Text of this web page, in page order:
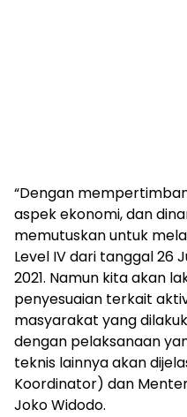
“Dengan
aspek ekonomi, dan
memutuskan untuk
Level IV dari tanggal 26
2021. Namun kita akan
penyesuaian terkait
masyarakat yang
dengan pelaksanaan
teknis lainnya akan
Koordinator) dan
Joko Widodo.